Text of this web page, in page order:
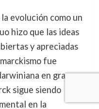
evolución como un
hizo que las ideas
y apreciadas
fue
en gran
sigue siendo
en la